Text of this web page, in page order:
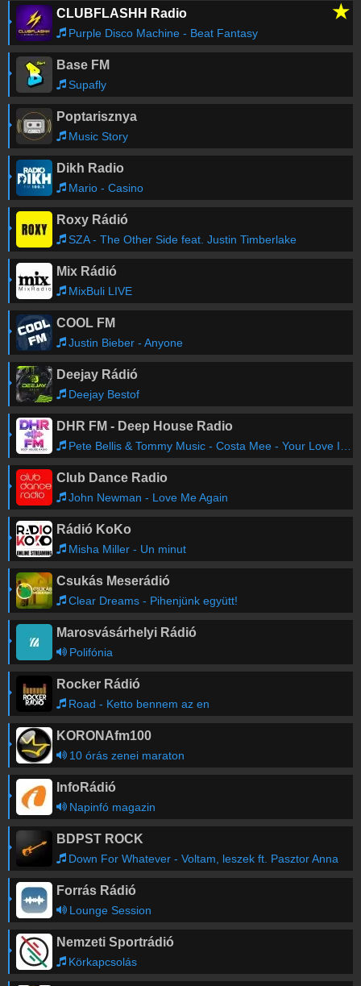
CLUBFLASHH Radio ★
Purple Disco Machine - Beat Fantasy
Base FM
Supafly
Poptarisznya
Music Story
Dikh Radio
Mario - Casino
Roxy Rádió
SZA - The Other Side feat. Justin Timberlake
Mix Rádió
MixBuli LIVE
COOL FM
Justin Bieber - Anyone
Deejay Rádió
Deejay Bestof
DHR FM - Deep House Radio
Pete Bellis & Tommy Music - Costa Mee - Your Love Is Enough
Club Dance Radio
John Newman - Love Me Again
Rádió KoKo
Misha Miller - Un minut
Csukás Meserádió
Clear Dreams - Pihenjünk együtt!
Marosvásárhelyi Rádió
Polifónia
Rocker Rádió
Road - Ketto bennem az en
KORONAfm100
10 órás zenei maraton
InfoRádió
Napinfó magazin
BDPST ROCK
Down For Whatever - Voltam, leszek ft. Pasztor Anna
Forrás Rádió
Lounge Session
Nemzeti Sportrádió
Körkapcsolás